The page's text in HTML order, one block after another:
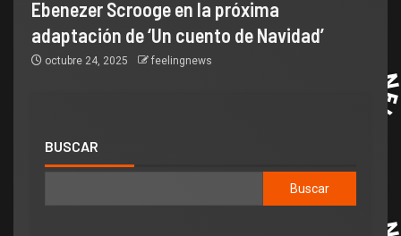
Ebenezer Scrooge en la próxima
adaptación de ‘Un cuento de Navidad’
octubre 24, 2025 feelingnews
BUSCAR
Buscar